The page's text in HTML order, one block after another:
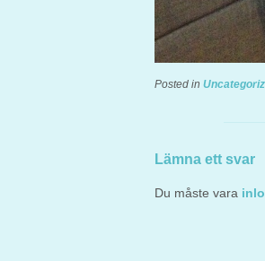
Posted in
Lämna ett svar
Du måste vara